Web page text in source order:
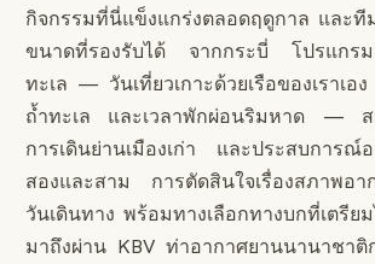
กิจกรรมที่นี่แข็งแกร่งตลอดฤดูกาล และที
ขนาดที่รองรับได้ จากกระบี่ โปรแกรม
ทะเล — วันเที่ยวเกาะด้วยเรือของเราเอ
ถ้ำทะเล และเวลาพักผ่อนริมหาด — ส
การเดินย่านเมืองเก่า และประสบการณ์
สองและสาม การตัดสินใจเรื่องสภาพอา
วันเดินทาง พร้อมทางเลือกทางบกที่เตรีย
มาถึงผ่าน KBV ท่าอากาศยานนานาชาติ